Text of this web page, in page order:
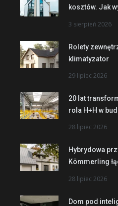
kosztów. Jak
3 sierpień 2026
Rolety
klimatyzator
29 lipiec 2026
20 lat
rola H+H w
28 lipiec 2026
Hybrydowa
Kömmerling
28 lipiec 2026
Dom pod